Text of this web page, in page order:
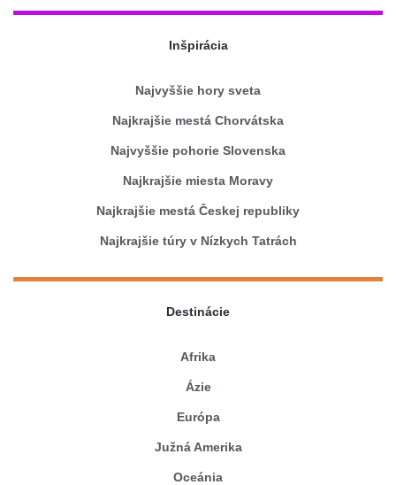
Inšpirácia
Najvyššie hory sveta
Najkrajšie mestá Chorvátska
Najvyššie pohorie Slovenska
Najkrajšie miesta Moravy
Najkrajšie mestá Českej republiky
Najkrajšie túry v Nízkych Tatrách
Destinácie
Afrika
Ázie
Európa
Južná Amerika
Oceánia